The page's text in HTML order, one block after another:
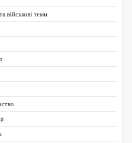
військові теми